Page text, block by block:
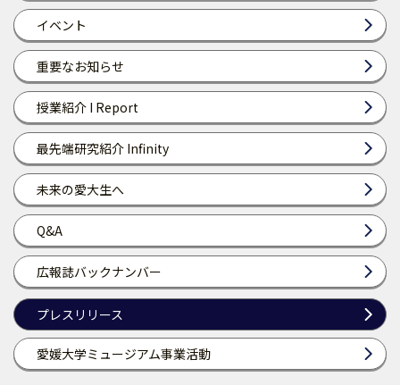
イベント
重要なお知らせ
授業紹介 I Report
最先端研究紹介 Infinity
未来の愛大生へ
Q&A
広報誌バックナンバー
プレスリリース
愛媛大学ミュージアム事業活動